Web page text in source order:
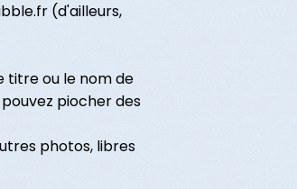
(d'ailleurs,
titre ou le nom de
piocher des
photos, libres